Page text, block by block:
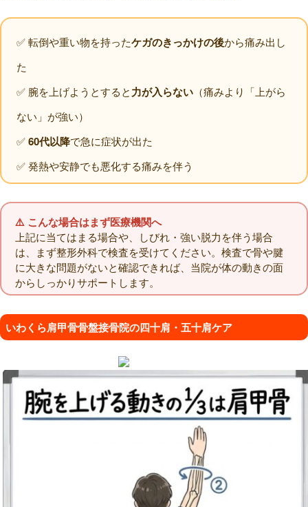
✅ 転倒や重い物を持ったケガのきっかけの後から痛み出し
た
✅ 腕を上げようとすると力が入らない （痛みより「上がら
ない」が強い）
✅60代以降で急に症状が出た
✅ 発熱や安静でも悪化する痛みを伴う
⚠️ こんな場合はまず医療機関へ
上記に当てはまる場合や、しびれ・強い脱力を伴う場合
は、まず整形外科で検査を受けてください。検査で骨や腱
に大きな問題がないと確認できれば、当院が体の動きの面
からしっかりサポートします。
いわくら肩甲骨骨盤接骨院の四十肩・五十肩ケア